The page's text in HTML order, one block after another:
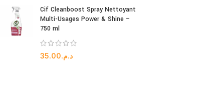
Cif Cleanboost Spray Nettoyant
Multi-Usages Power & Shine –
750 ml
د.م.35.00